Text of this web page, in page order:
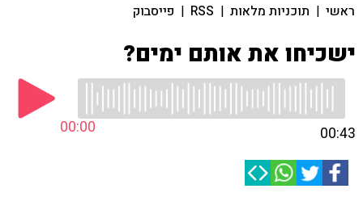
ראשי | תוכניות מלאות |
RSS
| פייסבוק
ישכיחו את אותם ימים?
00:00 00:43